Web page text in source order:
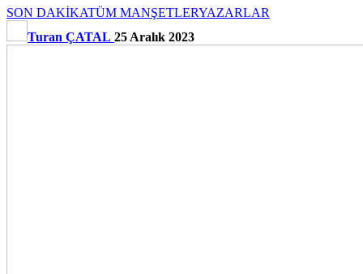
SON DAKİKATÜM MANŞETLERYAZARLAR
Turan ÇATAL 25 Aralık 2023